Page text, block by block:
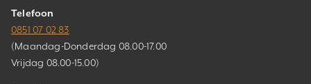
Telefoon
0851 07 02 83
(Maandag-Donderdag 08.00-17.00
Vrijdag 08.00-15.00)